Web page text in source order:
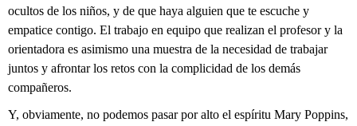
ocultos de los niños, y de que haya alguien que te escuche y
empatice contigo. El trabajo en equipo que realizan el profesor y la
orientadora es asimismo una muestra de la necesidad de trabajar
juntos y afrontar los retos con la complicidad de los demás
compañeros.
Y, obviamente, no podemos pasar por alto el espíritu Mary Poppins,